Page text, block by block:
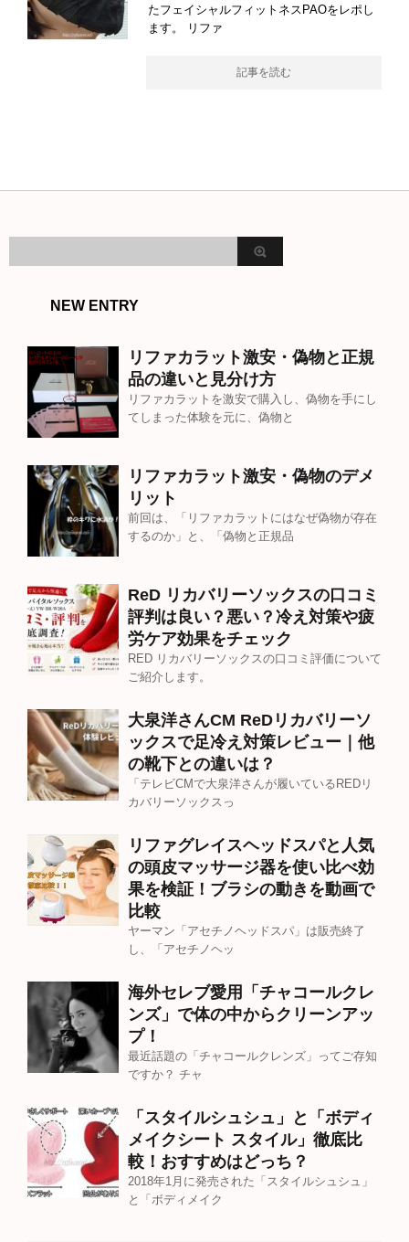
たフェイシャルフィットネスPAOをレポし
ます。 リファ
記事を読む
NEW ENTRY
リファカラット激安・偽物と正規
品の違いと見分け方
リファカラットを激安で購入し、偽物を手にし
てしまった体験を元に、偽物と
リファカラット激安・偽物のデメ
リット
前回は、「リファカラットにはなぜ偽物が存在
するのか」と、「偽物と正規品
ReD リカバリーソックスの口コミ
評判は良い？悪い？冷え対策や疲
労ケア効果をチェック
RED リカバリーソックスの口コミ評価について
ご紹介します。
大泉洋さんCM ReDリカバリーソ
ックスで足冷え対策レビュー｜他
の靴下との違いは？
「テレビCMで大泉洋さんが履いているREDリ
カバリーソックスっ
リファグレイスヘッドスパと人気
の頭皮マッサージ器を使い比べ効
果を検証！ブラシの動きを動画で
比較
ヤーマン「アセチノヘッドスパ」は販売終了
し、「アセチノヘッ
海外セレブ愛用「チャコールクレ
ンズ」で体の中からクリーンアッ
プ！
最近話題の「チャコールクレンズ」ってご存知
ですか？ チャ
「スタイルシュシュ」と「ボディ
メイクシート スタイル」徹底比
較！おすすめはどっち？
2018年1月に発売された「スタイルシュシュ」
と「ボディメイク